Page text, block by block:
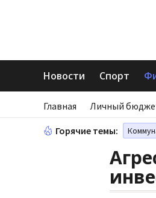
Новости Спорт
Главная Личный
Горячие темы: